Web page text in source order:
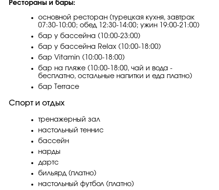
Рестораны и бары:
основной ресторан (турецкая кухня, завтрак
07:30-10:00; обед 12:30-14:00; ужин 19:00-21:00)
бар у бассейна (10:00-23:00)
бар у бассейна Relax (10:00-18:00)
бар Vitamin (10:00-18:00)
бар на пляже (10:00-18:00, чай и вода -
бесплатно, остальные напитки и еда платно)
бар Terraсe
Спорт и отдых
тренажерный зал
настольный теннис
бассейн
нарды
дартс
бильярд (платно)
настольный футбол (платно)